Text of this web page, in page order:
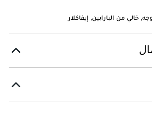
خالي من البارابين, إيفاكلار